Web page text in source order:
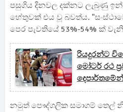
පසුගිය දිනවල දක්නට ලැබුණු
හේතුවක් එය වූ බවත්ය.
පෙර පැවතියේ 53%-54% ක්
රියදුරන්ට
මෝටර් රථ
පරීක්ෂාවක්
නමුත් පෞද්ගලික සමාගම් තෙල්